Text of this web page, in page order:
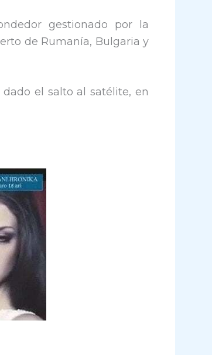
gestionado por la
de Rumanía, Bulgaria y
el salto al satélite, en